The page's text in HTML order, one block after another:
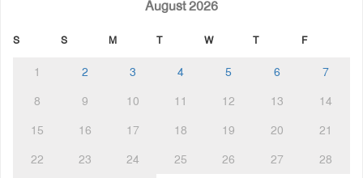
August 2026
S S M T W T F
1 2 3 4 5 6
7
8
9 10 11 12 13
14
15
16 17 18 19 20
21
22
23 24 25 26 27
28